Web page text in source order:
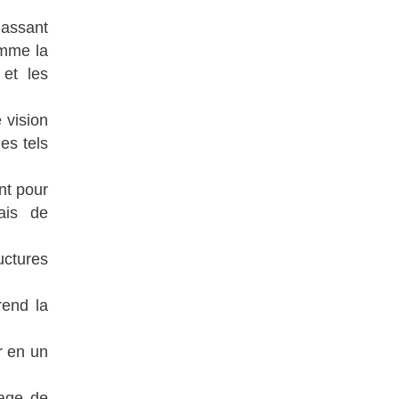
la
et les
vision
tels
pour
de
la
en un